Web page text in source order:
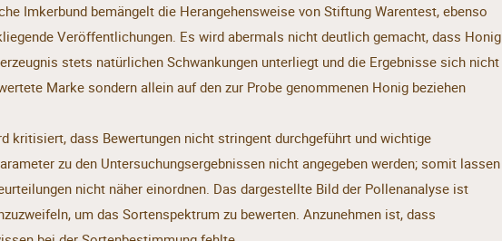
Imkerbund bemängelt die Herangehensweise von Stiftung Warentest, ebenso
Veröffentlichungen. Es wird abermals nicht deutlich gemacht, dass Honig
stets natürlichen Schwankungen unterliegt und die Ergebnisse sich nicht
Marke sondern allein auf den zur Probe genommenen Honig beziehen
kritisiert, dass Bewertungen nicht stringent durchgeführt und wichtige
zu den Untersuchungsergebnissen nicht angegeben werden; somit lassen
nicht näher einordnen. Das dargestellte Bild der Pollenanalyse ist
um das Sortenspektrum zu bewerten. Anzunehmen ist, dass